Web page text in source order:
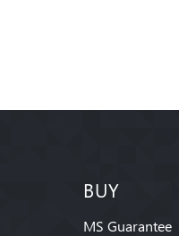
BUY
MS Guarantee